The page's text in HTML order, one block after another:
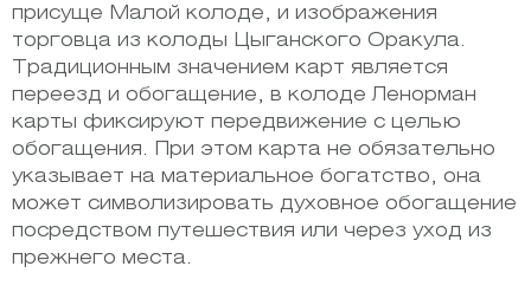
присуще Малой колоде, и изображения
торговца из колоды Цыганского Оракула.
Традиционным значением карт является
переезд и обогащение, в колоде Ленорман
карты фиксируют передвижение с целью
обогащения. При этом карта не обязательно
указывает на материальное богатство, она
может символизировать духовное обогащение
посредством путешествия или через уход из
прежнего места.